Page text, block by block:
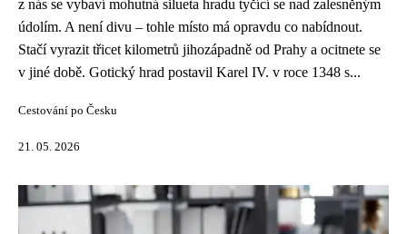
z nás se vybaví mohutná silueta hradu tyčící se nad zalesněným
údolím. A není divu – tohle místo má opravdu co nabídnout.
Stačí vyrazit třicet kilometrů jihozápadně od Prahy a ocitnete se
v jiné době. Gotický hrad postavil Karel IV. v roce 1348 s...
Cestování po Česku
21. 05. 2026